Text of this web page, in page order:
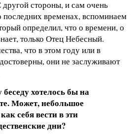
стороны, и сам очень
временах, вспоминаем
определил, что о времени, о
только Отец Небесный.
что в этом году или в
они не заслуживают
хотелось бы на
Может, небольшое
себя вести в эти
дни?